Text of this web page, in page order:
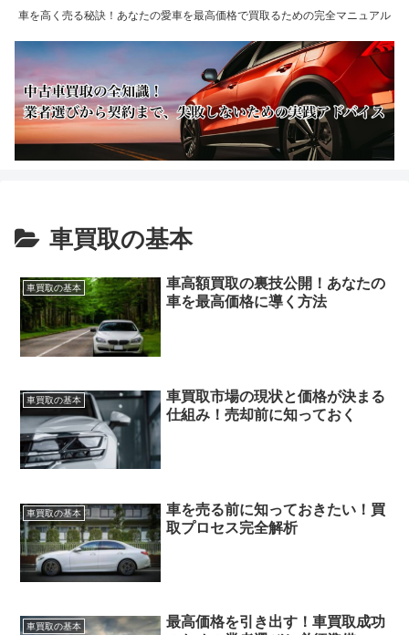
車を高く売る秘訣！あなたの愛車を最高価格で買取るための完全マニュアル
車買取の基本
車買取の基本
車高額買取の裏技公開！あなたの
車を最高価格に導く方法
車買取の基本
車買取市場の現状と価格が決まる
仕組み！売却前に知っておく
車買取の基本
車を売る前に知っておきたい！買
取プロセス完全解析
車買取の基本
最高価格を引き出す！車買取成功